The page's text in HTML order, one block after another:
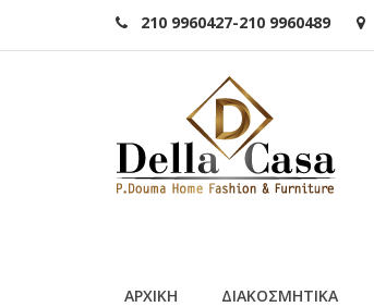
210 9960427-210 9960489
ΑΡΧΙΚΗ ΔΙΑΚΟΣΜΗΤΙΚΑ